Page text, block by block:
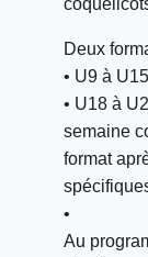
Deux
• U9 à
• U18 à
semaine
format
• ⁠
Au